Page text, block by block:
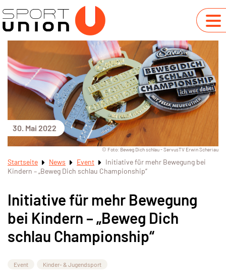
30. Mai 2022
© Foto: Beweg Dich schlau - ServusTV Erwin Scheriau
Startseite News Event
Initiative für mehr Bewegung bei
Kindern – „Beweg Dich schlau Championship“
Initiative für mehr Bewegung
bei Kindern – „Beweg Dich
schlau Championship“
Event Kinder- & Jugendsport